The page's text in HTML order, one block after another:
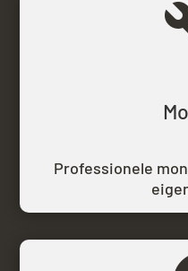
Professionele